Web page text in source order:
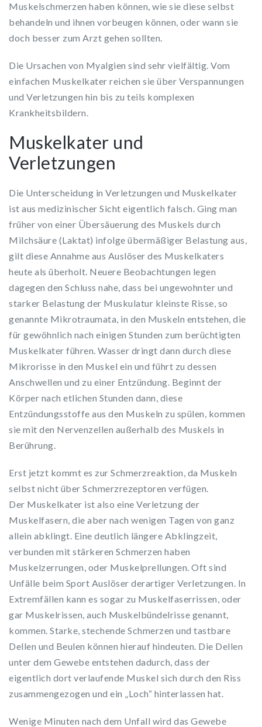
Muskelschmerzen haben können, wie sie diese selbst
behandeln und ihnen vorbeugen können, oder wann sie
doch besser zum Arzt gehen sollten.
Die Ursachen von Myalgien sind sehr vielfältig. Vom
einfachen Muskelkater reichen sie über Verspannungen
und Verletzungen hin bis zu teils komplexen
Krankheitsbildern.
Muskelkater und
Verletzungen
Die Unterscheidung in Verletzungen und Muskelkater
ist aus medizinischer Sicht eigentlich falsch. Ging man
früher von einer Übersäuerung des Muskels durch
Milchsäure (Laktat) infolge übermäßiger Belastung aus,
gilt diese Annahme aus Auslöser des Muskelkaters
heute als überholt. Neuere Beobachtungen legen
dagegen den Schluss nahe, dass bei ungewohnter und
starker Belastung der Muskulatur kleinste Risse, so
genannte Mikrotraumata, in den Muskeln entstehen, die
für gewöhnlich nach einigen Stunden zum berüchtigten
Muskelkater führen. Wasser dringt dann durch diese
Mikrorisse in den Muskel ein und führt zu dessen
Anschwellen und zu einer Entzündung. Beginnt der
Körper nach etlichen Stunden dann, diese
Entzündungsstoffe aus den Muskeln zu spülen, kommen
sie mit den Nervenzellen außerhalb des Muskels in
Berührung.
Erst jetzt kommt es zur Schmerzreaktion, da Muskeln
selbst nicht über Schmerzrezeptoren verfügen.
Der Muskelkater ist also eine Verletzung der
Muskelfasern, die aber nach wenigen Tagen von ganz
allein abklingt. Eine deutlich längere Abklingzeit,
verbunden mit stärkeren Schmerzen haben
Muskelzerrungen, oder Muskelprellungen. Oft sind
Unfälle beim Sport Auslöser derartiger Verletzungen. In
Extremfällen kann es sogar zu Muskelfaserrissen, oder
gar Muskelrissen, auch Muskelbündelrisse genannt,
kommen. Starke, stechende Schmerzen und tastbare
Dellen und Beulen können hierauf hindeuten. Die Dellen
unter dem Gewebe entstehen dadurch, dass der
eigentlich dort verlaufende Muskel sich durch den Riss
zusammengezogen und ein „Loch“ hinterlassen hat.
Wenige Minuten nach dem Unfall wird das Gewebe